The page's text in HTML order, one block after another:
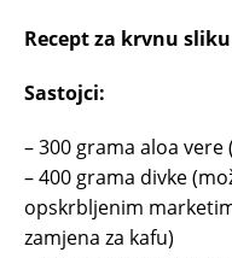
Recept za krvnu sliku
Sastojci:
– 300 grama aloa vere
– 400 grama divke
opskrbljenim
zamjena za kafu)